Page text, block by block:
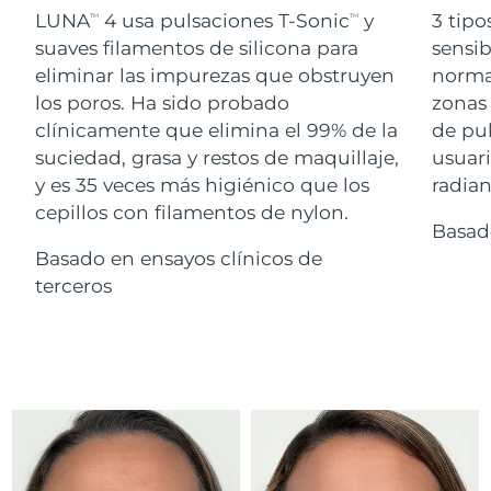
LUNATM 4 usa pulsaciones T-SonicTM
y
suaves filamentos de silicona para
eliminar las impurezas que obstruyen
los poros. Ha sido probado
clínicamente que elimina el 99% de la
suciedad, grasa y restos de maquillaje,
y es 35 veces más higiénico que los
cepillos con filamentos de nylon.
Basado en ensayos clínicos de
terceros
3
de
For healthy hair
18% PAP
Cosméticos Hombres
Comprar todo
FOREO APP
Israel Entrega prevista 13/08/2026
Italia Entrega prevista09/08/2026
Japón Entrega prevista12/08/2026
Jersey Entrega prevista 14/08/2026
11/08/2026
Kuwait
Lituania Entrega prevista09/08/2026